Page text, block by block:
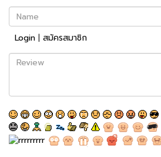
Name
Login | สมัครสมาชิก
Review